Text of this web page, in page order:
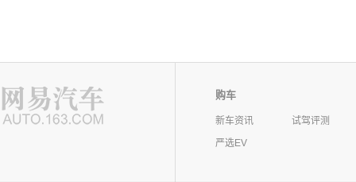
购车
新车资讯
试驾评测
严选EV